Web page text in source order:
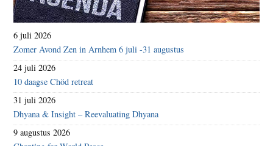
6 juli 2026
Zomer Avond Zen in Arnhem 6 juli -31 augustus
24 juli 2026
10 daagse Chöd retreat
31 juli 2026
Dhyana & Insight – Reevaluating Dhyana
9 augustus 2026